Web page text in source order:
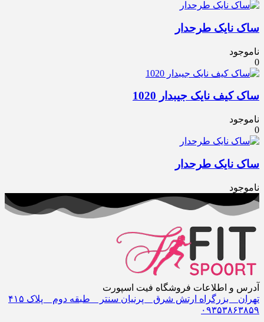
ساک نایک طرحدار
ناموجود
0
ساک کیف نایک جیبدار 1020
ناموجود
0
ساک نایک طرحدار
ناموجود
آدرس و اطلاعات فروشگاه فیت اسپورت
تهران _ بزرگراه ارتش شرق _ پرنیان سنتر _ طبقه دوم _ پلاک ۴١۵
٠٩٣۵٣٨۶٣٨۵٩